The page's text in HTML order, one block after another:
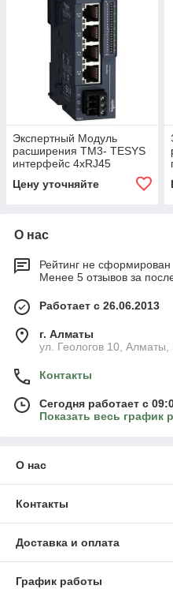
Экспертный Модуль
расширения ТМ3- TESYS
интерфейс 4xRJ45
Цену уточняйте
О нас
Рейтинг не сформирован
Менее 5 отзывов за
Работает с 26.06.2013
г. Алматы
ул. Геологов 10, Алматы,
Контакты
Сегодня работает с
Показать весь график
О нас
Контакты
Доставка и оплата
График работы